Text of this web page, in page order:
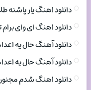
دانلود اهنگ یار پاشنه
دانلود اهنگ ای وای
دانلود آهنگ حال یه
دانلود آهنگ حال یه
دانلود اهنگ شدم